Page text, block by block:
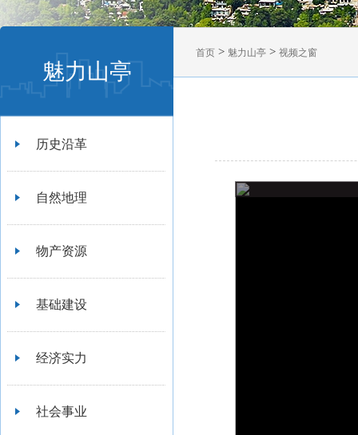
魅力山亭
历史沿革
自然地理
物产资源
基础建设
经济实力
社会事业
首页 > 魅力山亭 > 视频之窗